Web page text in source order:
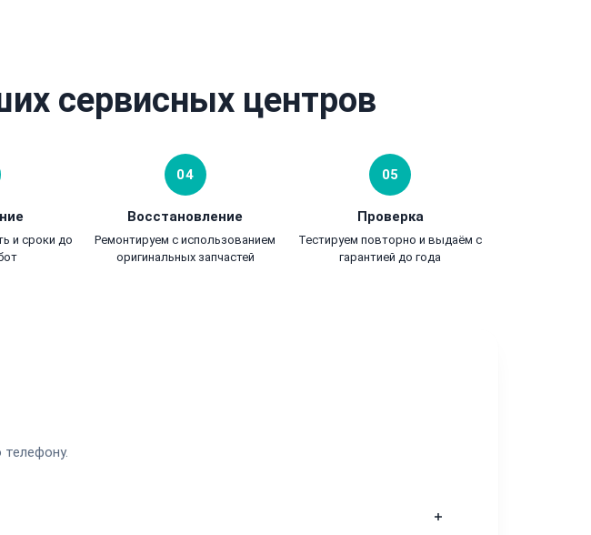
сервисных центров
и сроки до
04
Восстановление
Ремонтируем с использованием
оригинальных запчастей
05
Проверка
Тестируем повторно и выдаём с
гарантией до года